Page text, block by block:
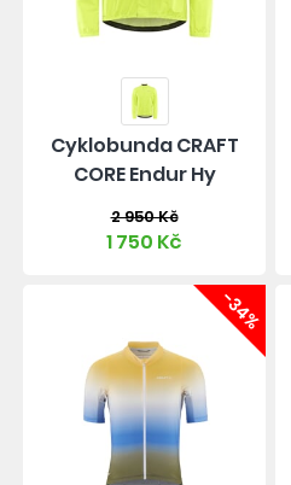
Cyklobunda CRAFT
CORE Endur Hy
2 950 Kč
1 750 Kč
-34%